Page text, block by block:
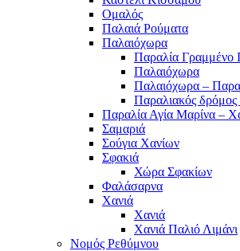
Ομαλός
Παλαιά Ρούματα
Παλαιόχωρα
Παραλία Γραμμένο
Παλαιόχωρα
Παλαιόχωρα –
Παραλιακός
Παραλία Αγία Μαρίνα –
Σαμαριά
Σούγια Χανίων
Σφακιά
Χώρα Σφακίων
Φαλάσαρνα
Χανιά
Χανιά
Χανιά Παλιό Λιμάνι
Νομός Ρεθύμνου